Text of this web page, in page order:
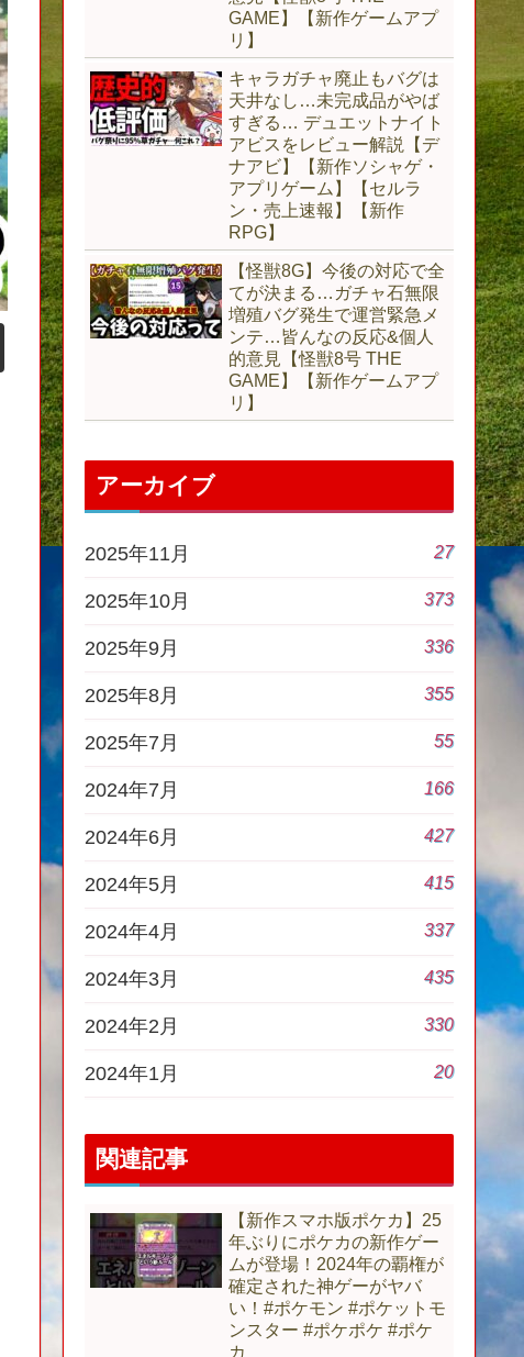
GAME】【新作ゲームアプ
リ】
キャラガチャ廃止もバグは
天井なし…未完成品がやば
すぎる… デュエットナイト
アビスをレビュー解説【デ
ナアビ】【新作ソシャゲ・
アプリゲーム】【セルラ
ン・売上速報】【新作
RPG】
【怪獣8G】今後の対応で全
てが決まる…ガチャ石無限
増殖バグ発生で運営緊急メ
ンテ…皆んなの反応&個人
的意見【怪獣8号 THE
GAME】【新作ゲームアプ
リ】
アーカイブ
2025年11月 27
2025年10月 373
2025年9月 336
2025年8月 355
2025年7月 55
2024年7月 166
2024年6月 427
2024年5月 415
2024年4月 337
2024年3月 435
2024年2月 330
2024年1月 20
関連記事
【新作スマホ版ポケカ】25
年ぶりにポケカの新作ゲー
ムが登場！2024年の覇権が
確定された神ゲーがヤバ
い！#ポケモン #ポケットモ
ンスター #ポケポケ #ポケ
カ